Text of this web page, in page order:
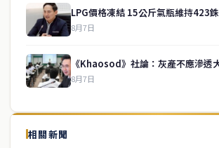
LPG價格凍結 15公斤氣瓶維持423銖
8月7日
《Khaosod》社論：灰產不應滲透
8月7日
相關新聞